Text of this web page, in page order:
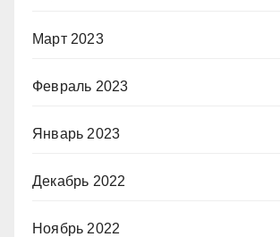
Март 2023
Февраль 2023
Январь 2023
Декабрь 2022
Ноябрь 2022